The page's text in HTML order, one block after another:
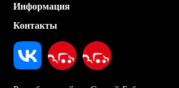
Информация
Контакты